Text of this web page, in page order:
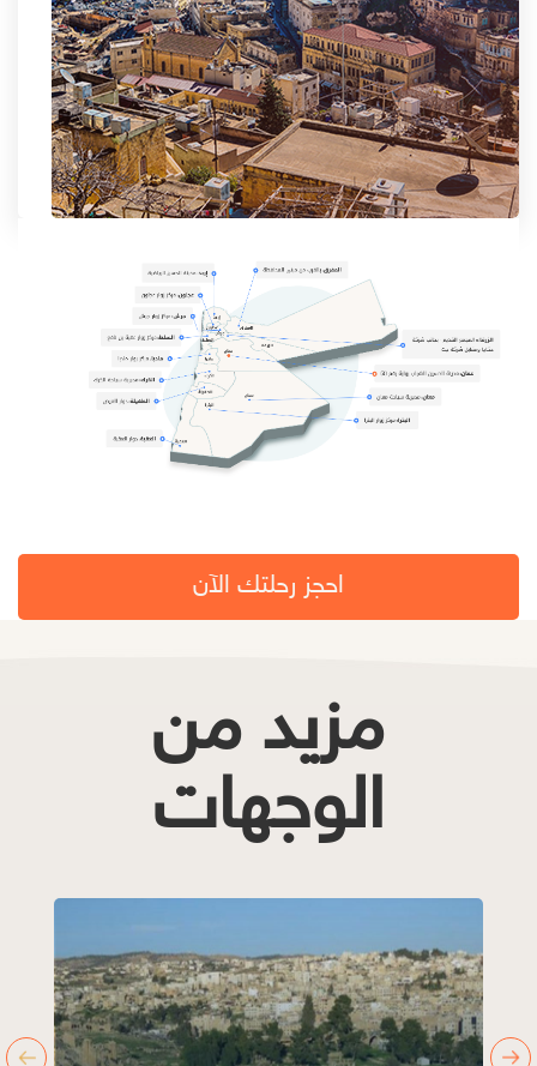
احجز رحلتك الآن
مزيد من
الوجهات